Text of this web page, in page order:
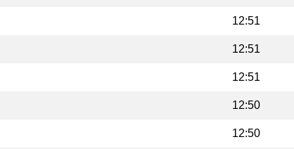
12:51
12:51
12:51
12:50
12:50